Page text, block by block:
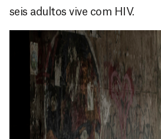
seis adultos vive com HIV.